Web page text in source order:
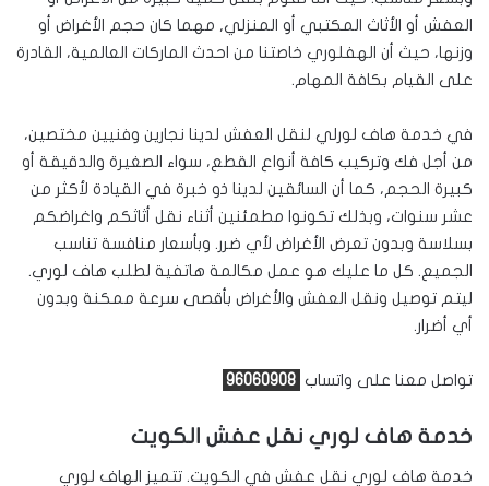
العفش أو الأثاث المكتبي أو المنزلي, مهما كان حجم الأغراض أو
وزنها، حيث أن الهفلوري خاصتنا من احدث الماركات العالمية، القادرة
على القيام بكافة المهام.
في خدمة هاف لورلي لنقل العفش لدينا نجارين وفنيين مختصين،
من أجل فك وتركيب كافة أنواع القطع، سواء الصغيرة والدقيقة أو
كبيرة الحجم، كما أن السائقين لدينا ذو خبرة في القيادة لأكثر من
عشر سنوات، وبذلك تكونوا مطمئنين أثناء نقل أثاثكم واغراضكم
بسلاسة وبدون تعرض الأغراض لأي ضرر. وبأسعار منافسة تناسب
الجميع. كل ما عليك هو عمل مكالمة هاتفية لطلب هاف لوري.
ليتم توصيل ونقل العفش والأغراض بأقصى سرعة ممكنة وبدون
أي أضرار.
تواصل معنا على واتساب 96060908
خدمة هاف لوري نقل عفش الكويت
خدمة هاف لوري نقل عفش في الكويت. تتميز الهاف لوري